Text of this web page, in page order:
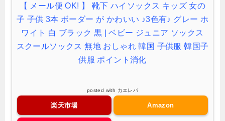
【 メール便 OK! 】 靴下 ハイソックス キッズ 女の
子 子供 3本 ボーダー が かわいい ♪3色有♪ グレー ホ
ワイト 白 ブラック 黒 | ベビー ジュニア ソックス
スクールソックス 無地 おしゃれ 韓国 子供服 韓国子
供服 ポイント消化
posted with カエレバ
楽天市場 Amazon